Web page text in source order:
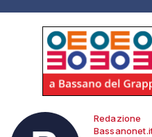
Redazione